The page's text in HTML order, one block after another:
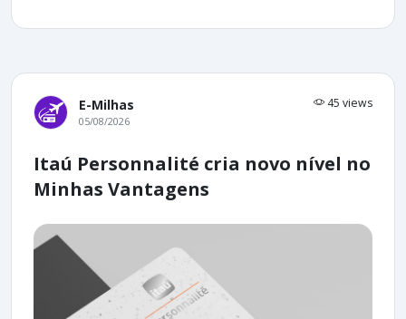
E-Milhas 45 views
05/08/2026
Itaú Personnalité cria novo nível no
Minhas Vantagens